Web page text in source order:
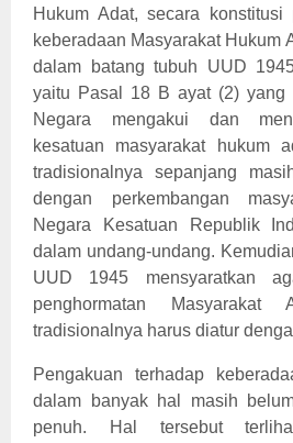
Hukum Adat, secara konstitusi
keberadaan Masyarakat Hukum
dalam batang tubuh UUD
yaitu Pasal 18 B ayat (2) yang
Negara mengakui dan
kesatuan masyarakat hukum
tradisionalnya sepanjang
dengan perkembangan
Negara Kesatuan Republik
dalam undang-undang.
UUD 1945 mensyaratkan
penghormatan
tradisionalnya harus diatur
Pengakuan terhadap
dalam banyak hal masih
penuh. Hal tersebut